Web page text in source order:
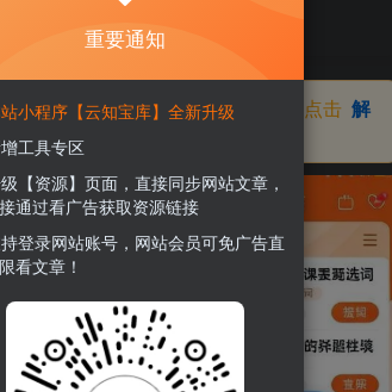
the shadow of the.
影了
果你下载的资源需要解压密码，请点击 解
重要通知
小程序【云知宝库】全新升级
工具专区
【资源】页面，直接同步网站文章，
通过看广告获取资源链接
登录网站账号，网站会员可免广告直
看文章！